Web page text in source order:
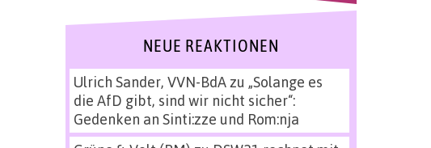
NEUE REAKTIONEN
Ulrich Sander, VVN-BdAzu „Solange es
die AfD gibt, sind wir nicht sicher“:
Gedenken an Sinti:zze und Rom:nja